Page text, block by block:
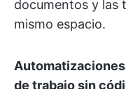
documentos y las
mismo espacio.
de trabajo sin